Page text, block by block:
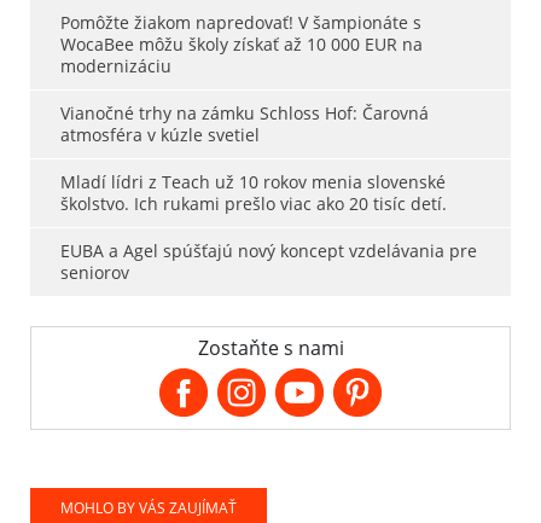
Pomôžte žiakom napredovať! V šampionáte s
WocaBee môžu školy získať až 10 000 EUR na
modernizáciu
Vianočné trhy na zámku Schloss Hof: Čarovná
atmosféra v kúzle svetiel
Mladí lídri z Teach už 10 rokov menia slovenské
školstvo. Ich rukami prešlo viac ako 20 tisíc detí.
EUBA a Agel spúšťajú nový koncept vzdelávania pre
seniorov
Zostaňte s nami
MOHLO BY VÁS ZAUJÍMAŤ